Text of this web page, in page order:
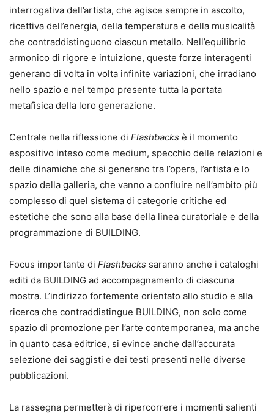
interrogativa dell’artista, che agisce sempre in ascolto,
ricettiva dell’energia, della temperatura e della musicalità
che contraddistinguono ciascun metallo. Nell’equilibrio
armonico di rigore e intuizione, queste forze interagenti
generano di volta in volta infinite variazioni, che irradiano
nello spazio e nel tempo presente tutta la portata
metafisica della loro generazione.
Centrale nella riflessione di Flashbacks è il momento
espositivo inteso come medium, specchio delle relazioni e
delle dinamiche che si generano tra l’opera, l’artista e lo
spazio della galleria, che vanno a confluire nell’ambito più
complesso di quel sistema di categorie critiche ed
estetiche che sono alla base della linea curatoriale e della
programmazione di BUILDING.
Focus importante di Flashbacks saranno anche i cataloghi
editi da BUILDING ad accompagnamento di ciascuna
mostra. L’indirizzo fortemente orientato allo studio e alla
ricerca che contraddistingue BUILDING, non solo come
spazio di promozione per l’arte contemporanea, ma anche
in quanto casa editrice, si evince anche dall’accurata
selezione dei saggisti e dei testi presenti nelle diverse
pubblicazioni.
La rassegna permetterà di ripercorrere i momenti salienti